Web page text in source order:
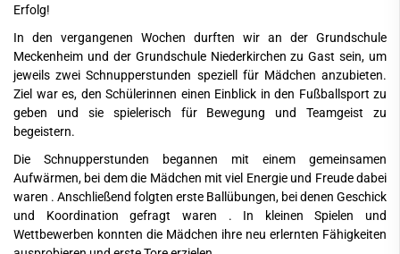
Erfolg!
In den vergangenen Wochen durften wir an der Grundschule
Meckenheim und der Grundschule Niederkirchen zu Gast sein, um
jeweils zwei Schnupperstunden speziell für Mädchen anzubieten.
Ziel war es, den Schülerinnen einen Einblick in den Fußballsport zu
geben und sie spielerisch für Bewegung und Teamgeist zu
begeistern.
Die Schnupperstunden begannen mit einem gemeinsamen
Aufwärmen, bei dem die Mädchen mit viel Energie und Freude dabei
waren . Anschließend folgten erste Ballübungen, bei denen Geschick
und Koordination gefragt waren . In kleinen Spielen und
Wettbewerben konnten die Mädchen ihre neu erlernten Fähigkeiten